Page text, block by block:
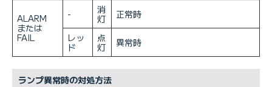
ALARM
または
FAIL
-
消
灯
正常時
レッ
ド
点
灯
異常時
ランプ異常時の対処方法